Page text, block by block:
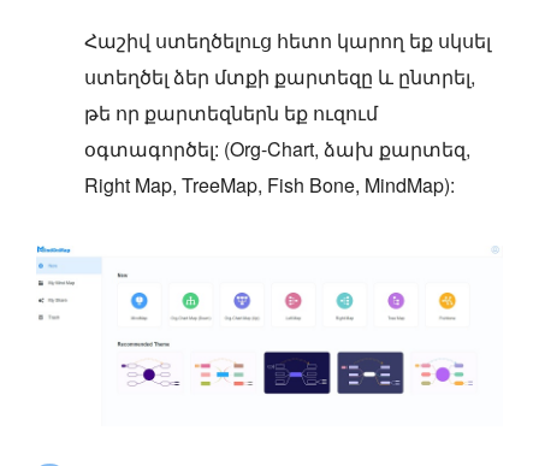
Հաշիվ ստեղծելուց հետո կարող եք սկսել
ստեղծել ձեր մտքի քարտեզը և ընտրել,
թե որ քարտեզներն եք ուզում
օգտագործել: (Org-Chart, ձախ քարտեզ,
Right Map, TreeMap, Fish Bone, MindMap):